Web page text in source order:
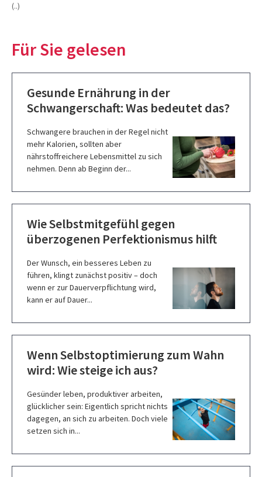
(..)
Für Sie gelesen
Gesunde Ernährung in der
Schwangerschaft: Was bedeutet das?
Schwangere brauchen in der Regel nicht
mehr Kalorien, sollten aber
nährstoffreichere Lebensmittel zu sich
nehmen. Denn ab Beginn der...
Wie Selbstmitgefühl gegen
überzogenen Perfektionismus hilft
Der Wunsch, ein besseres Leben zu
führen, klingt zunächst positiv – doch
wenn er zur Dauerverpflichtung wird,
kann er auf Dauer...
Wenn Selbstoptimierung zum Wahn
wird: Wie steige ich aus?
Gesünder leben, produktiver arbeiten,
glücklicher sein: Eigentlich spricht nichts
dagegen, an sich zu arbeiten. Doch viele
setzen sich in...